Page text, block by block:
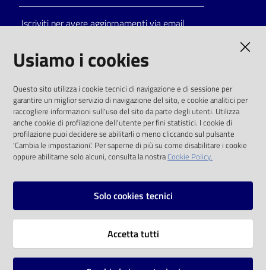
Iscriviti per avere aggiornamenti via email
solo alle condizioni previste dalla direttiva
comunitaria 2003/98/CE e dal d.lgs. 36/2006
SOCIAL
Instagram
Vai alla pagina
Usiamo i cookies
Questo sito utilizza i cookie tecnici di navigazione e di sessione per
garantire un miglior servizio di navigazione del sito, e cookie analitici per
raccogliere informazioni sull'uso del sito da parte degli utenti. Utilizza
anche cookie di profilazione dell'utente per fini statistici. I cookie di
profilazione puoi decidere se abilitarli o meno cliccando sul pulsante
'Cambia le impostazioni'. Per saperne di più su come disabilitare i cookie
oppure abilitarne solo alcuni, consulta la nostraCookie Policy.
Solo cookies tecnici
Accetta tutti